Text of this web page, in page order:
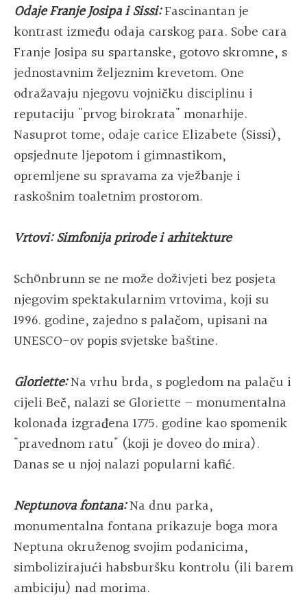
Odaje Franje Josipa i Sissi:Fascinantan je
kontrast između odaja carskog para. Sobe cara
Franje Josipa su spartanske, gotovo skromne, s
jednostavnim željeznim krevetom. One
odražavaju njegovu vojničku disciplinu i
reputaciju "prvog birokrata" monarhije.
Nasuprot tome, odaje carice Elizabete (Sissi),
opsjednute ljepotom i gimnastikom,
opremljene su spravama za vježbanje i
raskošnim toaletnim prostorom.
Vrtovi: Simfonija prirode i arhitekture
Schönbrunn se ne može doživjeti bez posjeta
njegovim spektakularnim vrtovima, koji su
1996. godine, zajedno s palačom, upisani na
UNESCO-ov popis svjetske baštine.
Gloriette:Na vrhu brda, s pogledom na palaču i
cijeli Beč, nalazi se Gloriette – monumentalna
kolonada izgrađena 1775. godine kao spomenik
"pravednom ratu" (koji je doveo do mira).
Danas se u njoj nalazi popularni kafić.
Neptunova fontana:Na dnu parka,
monumentalna fontana prikazuje boga mora
Neptuna okruženog svojim podanicima,
simbolizirajući habsburšku kontrolu (ili barem
ambiciju) nad morima.